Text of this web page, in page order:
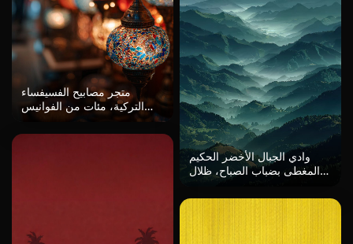
متجر مصابيح الفسيفساء
التركية، مئات من الفوانيس
الفسيفسائية التركية الملونة
تتلألأ في المتجر المظلم، كرات
وادي الجبال الأخضر الحكيم
المغطى بضباب الصباح، ظلال
طبقية بسيطة، منظور جوي مع
تفاصيل تتلاشى، مساحة بيضاء